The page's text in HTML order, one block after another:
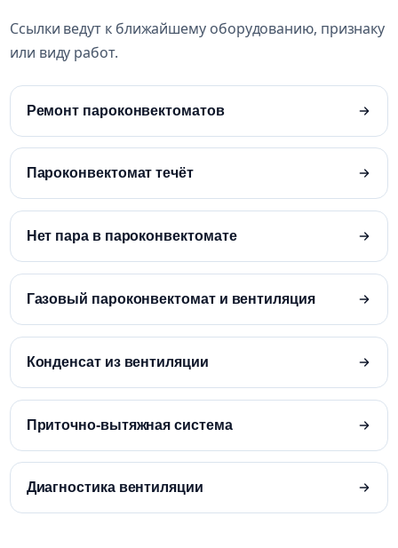
Ссылки ведут к ближайшему оборудованию, признаку
или виду работ.
Ремонт пароконвектоматов
Пароконвектомат течёт
Нет пара в пароконвектомате
Газовый пароконвектомат и вентиляция
Конденсат из вентиляции
Приточно-вытяжная система
Диагностика вентиляции